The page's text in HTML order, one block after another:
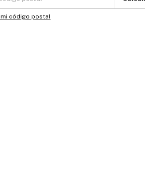
mi código postal